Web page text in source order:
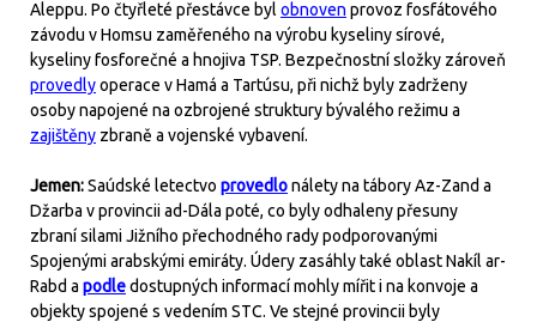
Aleppu. Po čtyřleté přestávce byl obnoven provoz fosfátového
závodu v Homsu zaměřeného na výrobu kyseliny sírové,
kyseliny fosforečné a hnojiva TSP. Bezpečnostní složky zároveň
provedlyoperace v Hamá a Tartúsu, při nichž byly zadrženy
osoby napojené na ozbrojené struktury bývalého režimu a
zajištěny zbraně a vojenské vybavení.
Jemen:Saúdské letectvo provedlonálety na tábory Az-Zand a
Džarba v provincii ad-Dála poté, co byly odhaleny přesuny
zbraní silami Jižního přechodného rady podporovanými
Spojenými arabskými emiráty. Údery zasáhly také oblast Nakíl ar-
Rabd a podledostupných informací mohly mířit i na konvoje a
objekty spojené s vedením STC. Ve stejné provincii byly